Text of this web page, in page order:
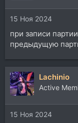
ы
15 Ноя 2024
при записи
предыдущую
Lachinio
Active
15 Ноя 2024